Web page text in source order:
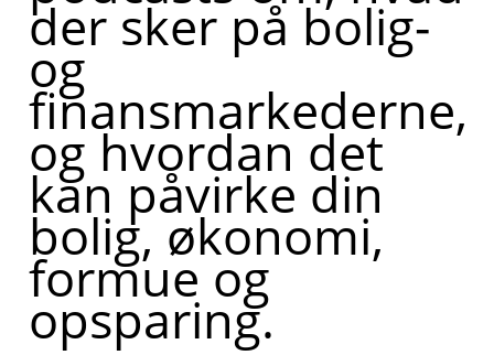
der sker på bolig-
og
finansmarkederne,
og hvordan det
kan påvirke din
bolig, økonomi,
formue og
opsparing.